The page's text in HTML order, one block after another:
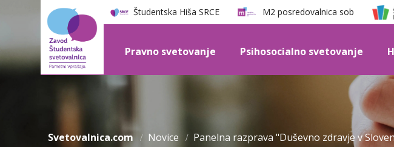
Študentska Hiša SRCE M2 posredovalnica sob
Pravno svetovanje Psihosocialno svetovanje
Svetovalnica.com Novice Panelna razprava "Duševno zdravje v